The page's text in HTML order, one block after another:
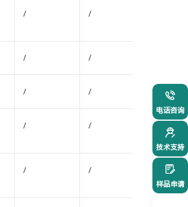
/ /
/ /
/ /
/ / /
/ /
电话咨询
021-
技术支持
样品申请